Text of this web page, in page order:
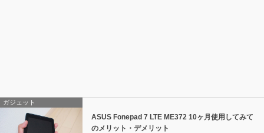
ガジェット
ASUS Fonepad 7 LTE ME372 10ヶ月使用してみて
のメリット・デメリット